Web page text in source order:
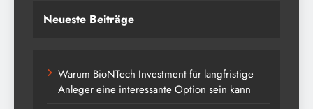
Neueste Beiträge
Warum BioNTech Investment für langfristige
Anleger eine interessante Option sein kann